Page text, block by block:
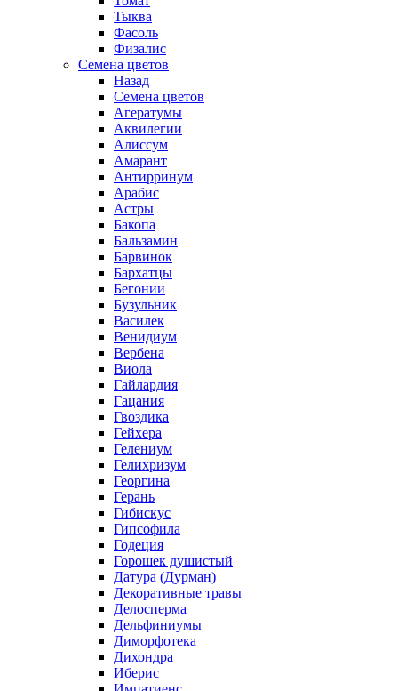
Тыква
Фасоль
Физалис
Семена цветов
Назад
Семена цветов
Агератумы
Аквилегии
Алиссум
Амарант
Антирринум
Арабис
Астры
Бакопа
Бальзамин
Барвинок
Бархатцы
Бегонии
Бузульник
Василек
Венидиум
Вербена
Виола
Гайлардия
Гацания
Гвоздика
Гейхера
Гелениум
Гелихризум
Георгина
Герань
Гибискус
Гипсофила
Годеция
Горошек душистый
Датура (Дурман)
Декоративные травы
Делосперма
Дельфиниумы
Диморфотека
Дихондра
Иберис